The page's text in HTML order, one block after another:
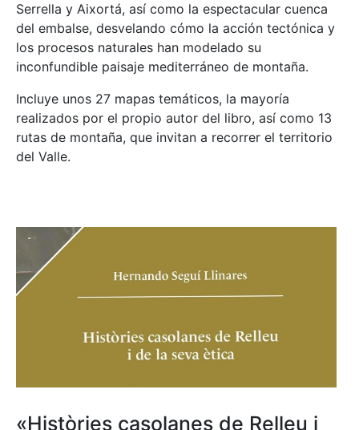
Serrella y Aixortá, así como la espectacular cuenca
del embalse, desvelando cómo la acción tectónica y
los procesos naturales han modelado su
inconfundible paisaje mediterráneo de montaña.
Incluye unos 27 mapas temáticos, la mayoría
realizados por el propio autor del libro, así como 13
rutas de montaña, que invitan a recorrer el territorio
del Valle.
«Històries casolanes de Relleu i